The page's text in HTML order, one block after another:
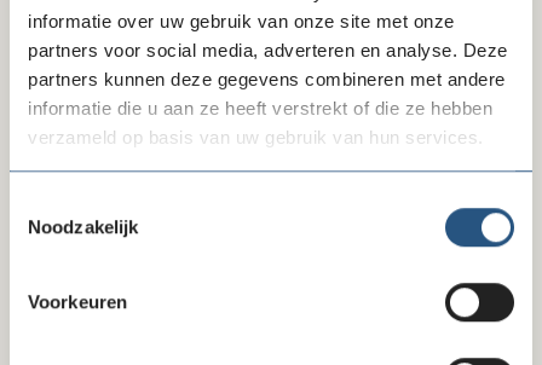
informatie over uw gebruik van onze site met onze
partners voor social media, adverteren en analyse. Deze
partners kunnen deze gegevens combineren met andere
informatie die u aan ze heeft verstrekt of die ze hebben
verzameld op basis van uw gebruik van hun services.
Noodzakelijk
Voorkeuren
T: 06 276 17 070
Mail Bas